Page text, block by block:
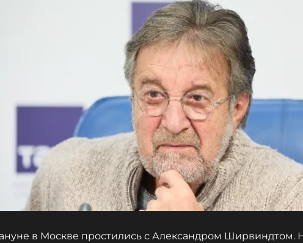
в Москве простились с Александром Ширвиндтом.